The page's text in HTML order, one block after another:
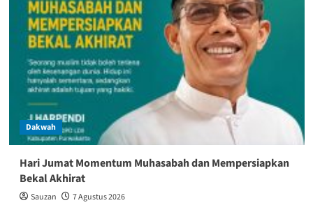
Dakwah
Hari Jumat Momentum Muhasabah dan Mempersiapkan
Bekal Akhirat
Sauzan 7 Agustus 2026